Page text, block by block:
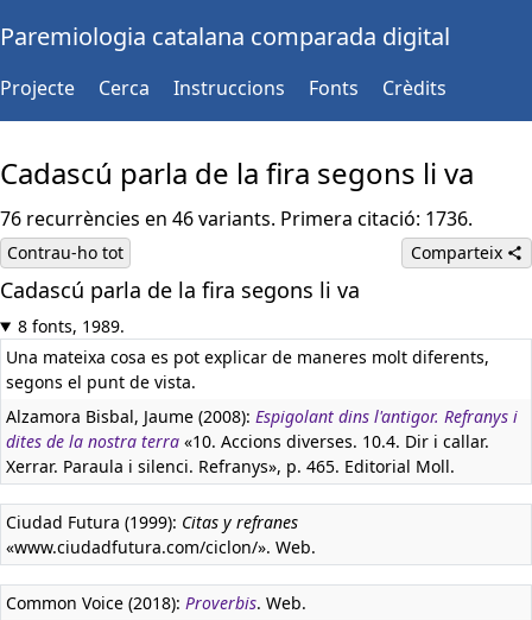
Paremiologia catalana comparada digital
Projecte Cerca Instruccions Fonts Crèdits
Cadascú parla de la fira segons li va
76 recurrències en 46 variants. Primera citació: 1736.
Contrau-ho tot Comparteix
Castellà: Cada uno cuenta de la feria como le va en ella
Cadascú parla de la fira segons li va
8 fonts, 1989.
Una mateixa cosa es pot explicar de maneres molt diferents,
segons el punt de vista.
Alzamora Bisbal, Jaume (2008): Espigolant dins l'antigor. Refranys i
dites de la nostra terra «10. Accions diverses. 10.4. Dir i callar.
Xerrar. Paraula i silenci. Refranys», p. 465. Editorial Moll.
Ciudad Futura (1999): Citas y refranes
«www.ciudadfutura.com/ciclon/». Web.
Common Voice (2018): Proverbis. Web.